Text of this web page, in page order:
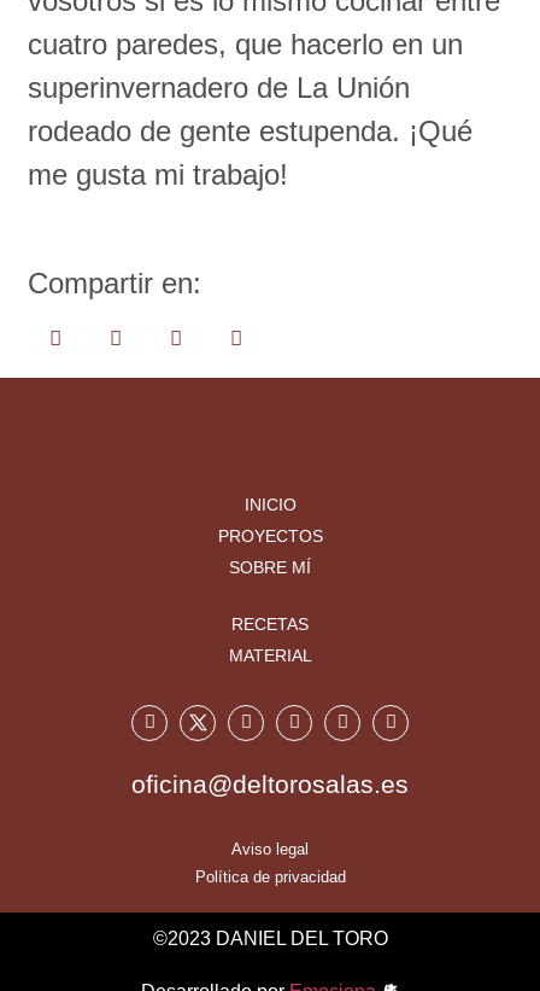
cuatro paredes, que hacerlo en un
superinvernadero de La Unión
rodeado de gente estupenda. ¡Qué
me gusta mi trabajo!
Compartir en:
INICIO
PROYECTOS
SOBRE MÍ
RECETAS
MATERIAL
oficina@deltorosalas.es
Aviso legal
Política de privacidad
©2023 DANIEL DEL TORO